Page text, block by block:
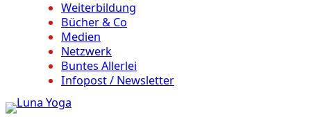
Weiterbildung
Bücher & Co
Medien
Netzwerk
Buntes Allerlei
Infopost / Newsletter